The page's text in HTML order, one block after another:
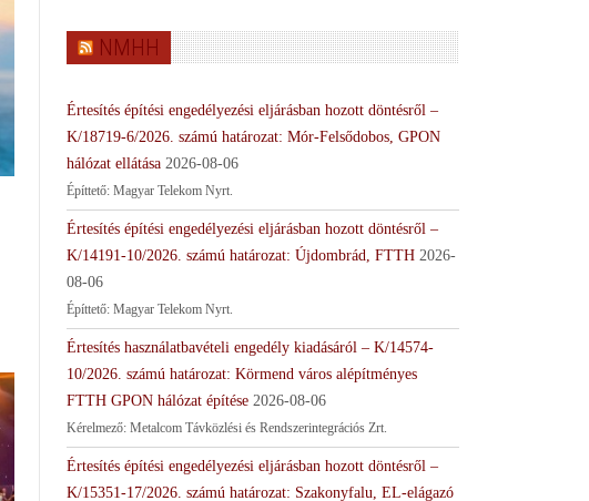
NMHH
Értesítés építési engedélyezési eljárásban hozott döntésről –
K/18719-6/2026. számú határozat: Mór-Felsődobos, GPON
hálózat ellátása 2026-08-06
Építtető: Magyar Telekom Nyrt.
Értesítés építési engedélyezési eljárásban hozott döntésről –
K/14191-10/2026. számú határozat: Újdombrád, FTTH 2026-
08-06
Építtető: Magyar Telekom Nyrt.
Értesítés használatbavételi engedély kiadásáról – K/14574-
10/2026. számú határozat: Körmend város alépítményes
FTTH GPON hálózat építése 2026-08-06
Kérelmező: Metalcom Távközlési és Rendszerintegrációs Zrt.
Értesítés építési engedélyezési eljárásban hozott döntésről –
K/15351-17/2026. számú határozat: Szakonyfalu, EL-elágazó